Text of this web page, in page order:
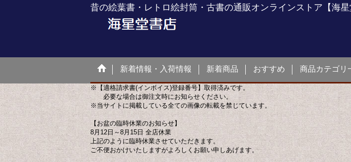
昔の絵葉書・レトロ絵封筒・古書の通販オンラインストア【海星
新着情報・入荷情報 新着商品 おすすめ 商品カテゴリ
※【適格請求書(インボイス)登録番号】取得済みです。
必要な場合は御注文時にお知らせください。
※当サイトに掲載している全ての画像の転載を禁じています。
【お盆の臨時休業のお知らせ】
8月12日～8月15日 全店休業
上記のように臨時休業させていただきます。
ご不便おかけいたしますがよろしくお願い申しあげます。